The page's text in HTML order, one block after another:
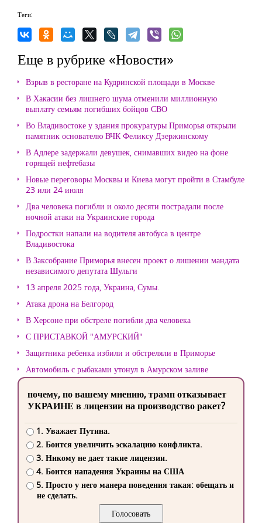
Теги:
Еще в рубрике «Новости»
Взрыв в ресторане на Кудринской площади в Москве
В Хакасии без лишнего шума отменили миллионную
выплату семьям погибших бойцов СВО
Во Владивостоке у здания прокуратуры Приморья открыли
памятник основателю ВЧК Феликсу Дзержинскому
В Адлере задержали девушек, снимавших видео на фоне
горящей нефтебазы
Новые переговоры Москвы и Киева могут пройти в Стамбуле
23 или 24 июля
Два человека погибли и около десяти пострадали после
ночной атаки на Украинские города
Подростки напали на водителя автобуса в центре
Владивостока
В Заксобрание Приморья внесен проект о лишении мандата
независимого депутата Шульги
13 апреля 2025 года, Украина, Сумы.
Атака дрона на Белгород
В Херсоне при обстреле погибли два человека
С ПРИСТАВКОЙ "АМУРСКИЙ"
Защитника ребенка избили и обстреляли в Приморье
Автомобиль с рыбаками утонул в Амурском заливе
почему, по вашему мнению, трамп отказывает
УКРАИНЕ в лицензии на производство ракет?
1. Уважает Путина.
2. Боится увеличить эскалацию конфликта.
3. Никому не дает такие лицензии.
4. Боится нападения Украины на США
5. Просто у него манера поведения такая: обещать и
не сделать.